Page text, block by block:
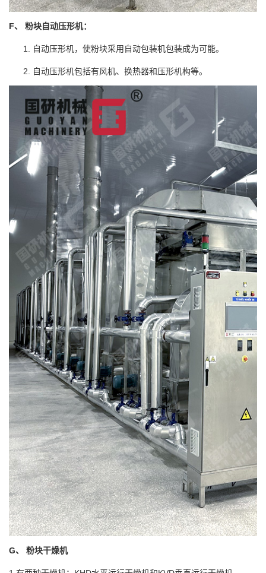
F、 粉块自动压形机：
自动压形机，使粉块采用自动包装机包装成为可能。
自动压形机包括有风机、换热器和压形机构等。
G、 粉块干燥机